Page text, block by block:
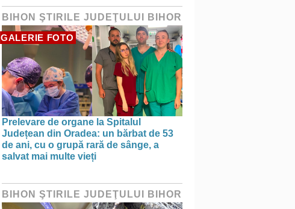
BIHON ŞTIRILE JUDEŢULUI BIHOR
GALERIE FOTO
Prelevare de organe la Spitalul
Județean din Oradea: un bărbat de 53
de ani, cu o grupă rară de sânge, a
salvat mai multe vieți
BIHON ŞTIRILE JUDEŢULUI BIHOR